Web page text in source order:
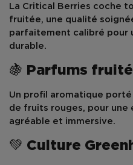
La Critical Berries coche
fruitée, une qualité
parfaitement calibré pour
durable.
🍇 Parfums
Un profil aromatique porté
de fruits rouges , pour
agréable et immersive.
💚 Culture